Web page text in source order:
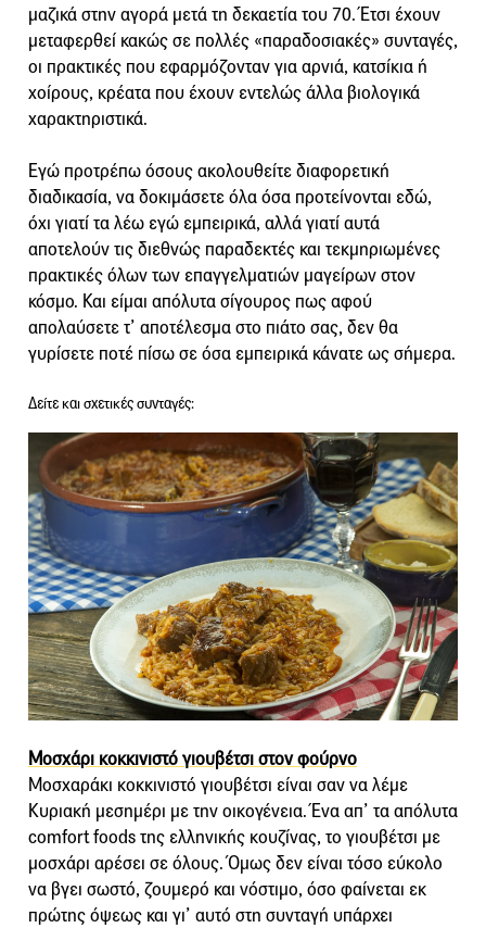
μαζικά στην αγορά μετά τη δεκαετία του 70. Έτσι έχουν
μεταφερθεί κακώς σε πολλές «παραδοσιακές» συνταγές,
οι πρακτικές που εφαρμόζονταν για αρνιά, κατσίκια ή
χοίρους, κρέατα που έχουν εντελώς άλλα βιολογικά
χαρακτηριστικά.
Εγώ προτρέπω όσους ακολουθείτε διαφορετική
διαδικασία, να δοκιμάσετε όλα όσα προτείνονται εδώ,
όχι γιατί τα λέω εγώ εμπειρικά, αλλά γιατί αυτά
αποτελούν τις διεθνώς παραδεκτές και τεκμηριωμένες
πρακτικές όλων των επαγγελματιών μαγείρων στον
κόσμο. Και είμαι απόλυτα σίγουρος πως αφού
απολαύσετε τ’ αποτέλεσμα στο πιάτο σας, δεν θα
γυρίσετε ποτέ πίσω σε όσα εμπειρικά κάνατε ως σήμερα.
Δείτε και σχετικές συνταγές:
Μοσχάρι κοκκινιστό γιουβέτσι στον φούρνο
Μοσχαράκι κοκκινιστό γιουβέτσι είναι σαν να λέμε
Κυριακή μεσημέρι με την οικογένεια. Ένα απ’ τα απόλυτα
comfort foods της ελληνικής κουζίνας, το γιουβέτσι με
μοσχάρι αρέσει σε όλους. Όμως δεν είναι τόσο εύκολο
να βγει σωστό, ζουμερό και νόστιμο, όσο φαίνεται εκ
πρώτης όψεως και γι’ αυτό στη συνταγή υπάρχει